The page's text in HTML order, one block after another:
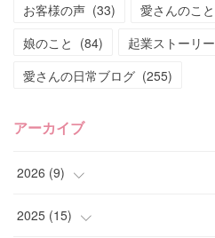
お客様の声 (33) 愛さんのこと
娘のこと (84) 起業ストーリー
愛さんの日常ブログ (255)
アーカイブ
2026 (9)
(4)
2025 (15)